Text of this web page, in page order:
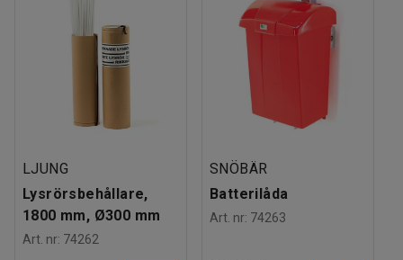
LJUNG
Lysrörsbehållare,
1800 mm, Ø300 mm
Art. nr: 74262
SNÖBÄR
Batterilåda
Art. nr: 74263